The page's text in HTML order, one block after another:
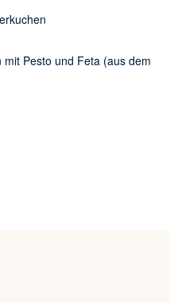
mit Pesto und Feta (aus dem